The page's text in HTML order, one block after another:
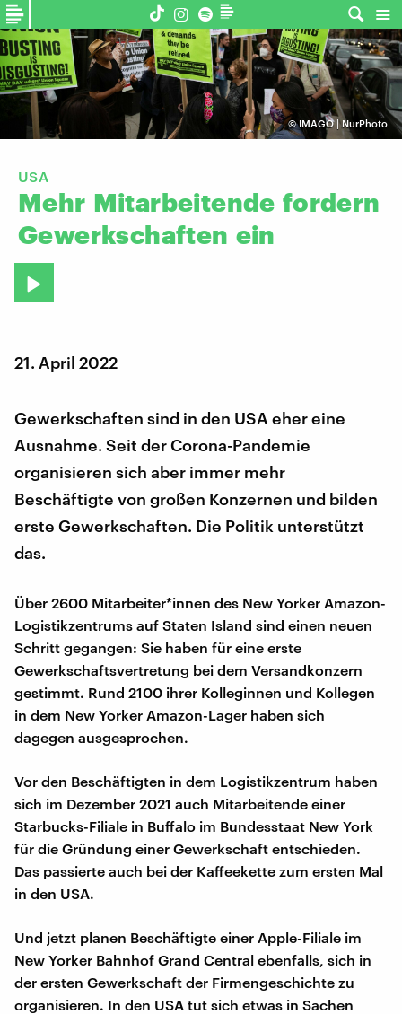
©IMAGO | NurPhoto
USA
Mehr Mitarbeitende fordern
Gewerkschaften ein
21. April 2022
Gewerkschaften sind in den USA eher eine
Ausnahme. Seit der Corona-Pandemie
organisieren sich aber immer mehr
Beschäftigte von großen Konzernen und bilden
erste Gewerkschaften. Die Politik unterstützt
das.
Über 2600 Mitarbeiter*innen des New Yorker Amazon-
Logistikzentrums auf Staten Island sind einen neuen
Schritt gegangen: Sie haben für eine erste
Gewerkschaftsvertretung bei dem Versandkonzern
gestimmt. Rund 2100 ihrer Kolleginnen und Kollegen
in dem New Yorker Amazon-Lager haben sich
dagegen ausgesprochen.
Vor den Beschäftigten in dem Logistikzentrum haben
sich im Dezember 2021 auch Mitarbeitende einer
Starbucks-Filiale in Buffalo im Bundesstaat New York
für die Gründung einer Gewerkschaft entschieden.
Das passierte auch bei der Kaffeekette zum ersten Mal
in den USA.
Und jetzt planen Beschäftigte einer Apple-Filiale im
New Yorker Bahnhof Grand Central ebenfalls, sich in
der ersten Gewerkschaft der Firmengeschichte zu
organisieren. In den USA tut sich etwas in Sachen